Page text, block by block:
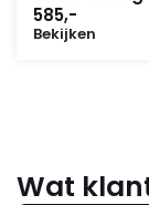
585,-
Bekijken
Wat